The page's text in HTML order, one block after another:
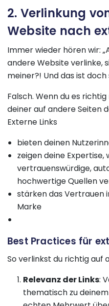
2. Verlinkung
Website nach
Immer wieder hören wir:
andere Website verlinke,
meiner?! Und das ist
Falsch. Wenn du es
deiner auf andere Seiten
Externe Links
bieten deinen
zeigen deine Expertise,
vertrauenswürdige,
hochwertige Quellen
stärken das Vertrauen
Marke
Best Practices für
So verlinkst du richtig auf
Relevanz der Links:
thematisch zu